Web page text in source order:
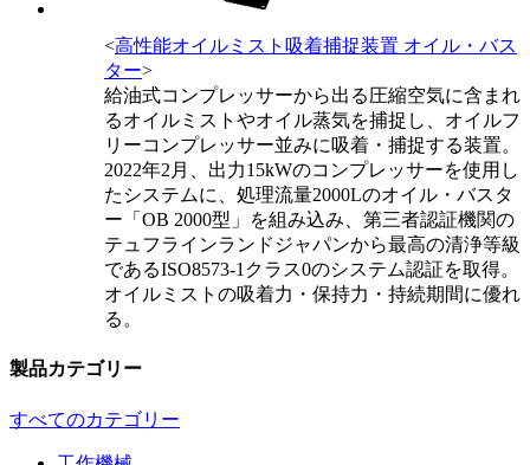
<高性能オイルミスト吸着捕捉装置 オイル・バス
ター>
給油式コンプレッサーから出る圧縮空気に含まれ
るオイルミストやオイル蒸気を捕捉し、オイルフ
リーコンプレッサー並みに吸着・捕捉する装置。
2022年2月、出力15kWのコンプレッサーを使用し
たシステムに、処理流量2000Lのオイル・バスタ
ー「OB 2000型」を組み込み、第三者認証機関の
テュフラインランドジャパンから最高の清浄等級
であるISO8573-1クラス0のシステム認証を取得。
オイルミストの吸着力・保持力・持続期間に優れ
る。
製品カテゴリー
すべてのカテゴリー